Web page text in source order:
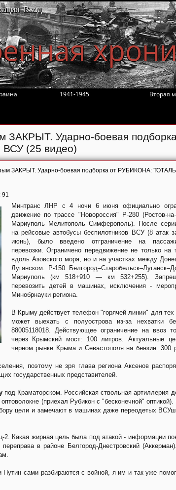
Вход
1941-1945 Вторая
ЗАКРЫТ. Ударно-боевая
(25 видео)
ЗАКРЫТ. Ударно-боевая подборка от РУБИКОНА:
91
Минтранс ЛНР с 4 ночи 6 июня официально
движение по трассе "Новороссия" Р-280 (Ростов-
Мариуполь–Мелитополь–Симферополь). После
на рейсовые автобусы беспилотников ВСУ (8 атак
июнь), было введено отграничение на
перевозки. Ограничено передвижение не только на
вдоль Азовского моря, но и на участках между
Луганском: Р-150
Мариуполь (км 518+910 — км 532+255).
перевозить детей в машинах, исключения -
Минобрнауки региона.
В Крыму действует телефон "горячей линии" для тех
может выехать с полуострова из-за нехватки
88005118018. Действующее ограничение на ввоз
через Крымский мост: 100 литров. Актуальные
черном рынке Крыма и Севастополя на бензин: 300
поэтому не зря глава региона Аксенов
государственных представителей.
под Краматорском. Российская ствольная артиллерия
(приехал Рубикон с "бесконечной"
цели и замечают в машинах даже переодетых
2. Какая жирная цель была под атакой - информации
в районе Белгород-Днестровский
Путин сами разбираются с войной, я им и так уже